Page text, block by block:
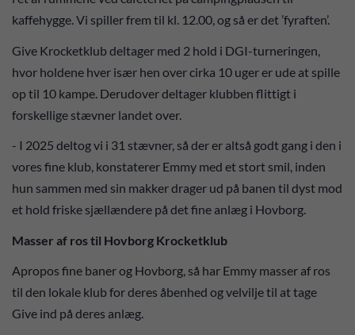
kaffehygge. Vi spiller frem til kl. 12.00, og så er det ’fyraften’.
Give Krocketklub deltager med 2 hold i DGI-turneringen,
hvor holdene hver især hen over cirka 10 uger er ude at spille
op til 10 kampe. Derudover deltager klubben flittigt i
forskellige stævner landet over.
- I 2025 deltog vi i 31 stævner, så der er altså godt gang i den i
vores fine klub, konstaterer Emmy med et stort smil, inden
hun sammen med sin makker drager ud på banen til dyst mod
et hold friske sjællændere på det fine anlæg i Hovborg.
Masser af ros til Hovborg Krocketklub
Apropos fine baner og Hovborg, så har Emmy masser af ros
til den lokale klub for deres åbenhed og velvilje til at tage
Give ind på deres anlæg.